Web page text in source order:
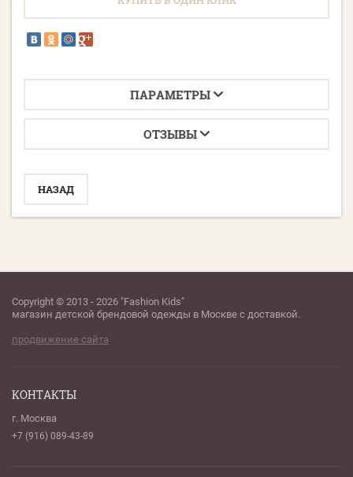
ПАРАМЕТРЫ
ОТЗЫВЫ
НАЗАД
Copyright © 2013 - 2026 "Fashion Kids"
магазин детской брендовой одежды в Москве с доставкой.
продвижение сайта
КОНТАКТЫ
г. Москва
+7 (916) 089-43-89